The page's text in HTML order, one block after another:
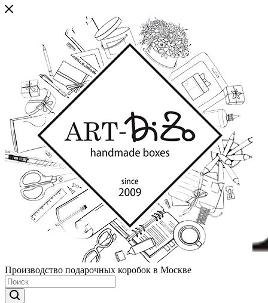
Производство подарочных коробок в Москве